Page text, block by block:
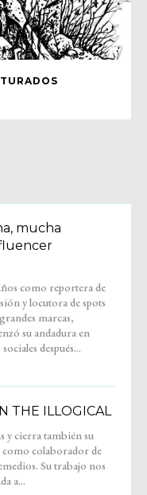
mucha
sociales después...
THE ILLOGICAL
a...